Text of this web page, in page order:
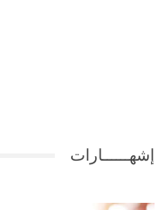
إشهــــــارات